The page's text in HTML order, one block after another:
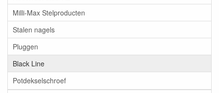
Milli-Max Stelproducten
Stalen nagels
Pluggen
Black Line
Potdekselschroef